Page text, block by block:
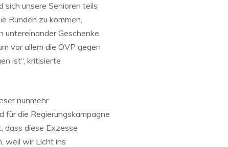
unsere Senioren teils
Runden zu kommen,
untereinander Geschenke.
vor allem die ÖVP gegen
ist“, kritisierte
nunmehr
für die Regierungskampagne
dass diese Exzesse
weil wir Licht ins